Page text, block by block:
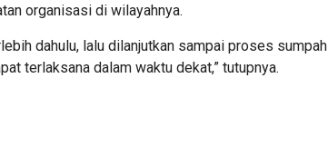
organisasi di wilayahnya.
dahulu, lalu dilanjutkan sampai proses sumpah
terlaksana dalam waktu dekat,” tutupnya.